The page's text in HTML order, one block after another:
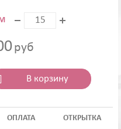
руб
В корзину
ОПЛАТА ОТКРЫТКА